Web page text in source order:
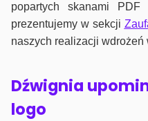
popartych skanami
prezentujemy w sekcji
naszych realizacji wdrożeń
Dźwignia
logo